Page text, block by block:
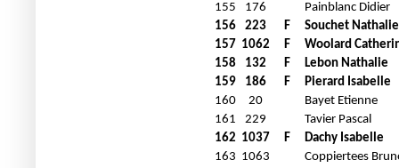
155
176
Painblanc Didier
156
223 F
Souchet Nathalie
157 1062 F
Woolard
158
132 F
Lebon Nathalie
159
186 F
Pierard Isabelle
160
20
Bayet Etienne
161
229
Tavier Pascal
162 1037 F
Dachy Isabelle
163 1063
Coppiertees